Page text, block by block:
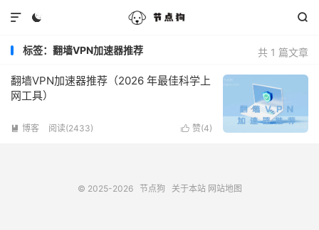
 

共 1 篇文章
标签：翻墙VPN加速器推荐
翻墙VPN加速器推荐（2026 年最佳科学上
网工具）
 赞(4)
 博客 阅读(2433)
© 2025-2026 节点狗 关于本站 网站地图